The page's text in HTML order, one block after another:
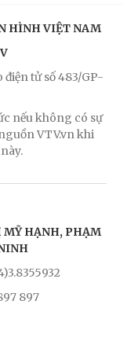
HÌNH VIỆT NAM
điện tử số 483/GP-
nếu không có sự
VTV.vn khi
HẠNH, PHẠM
897